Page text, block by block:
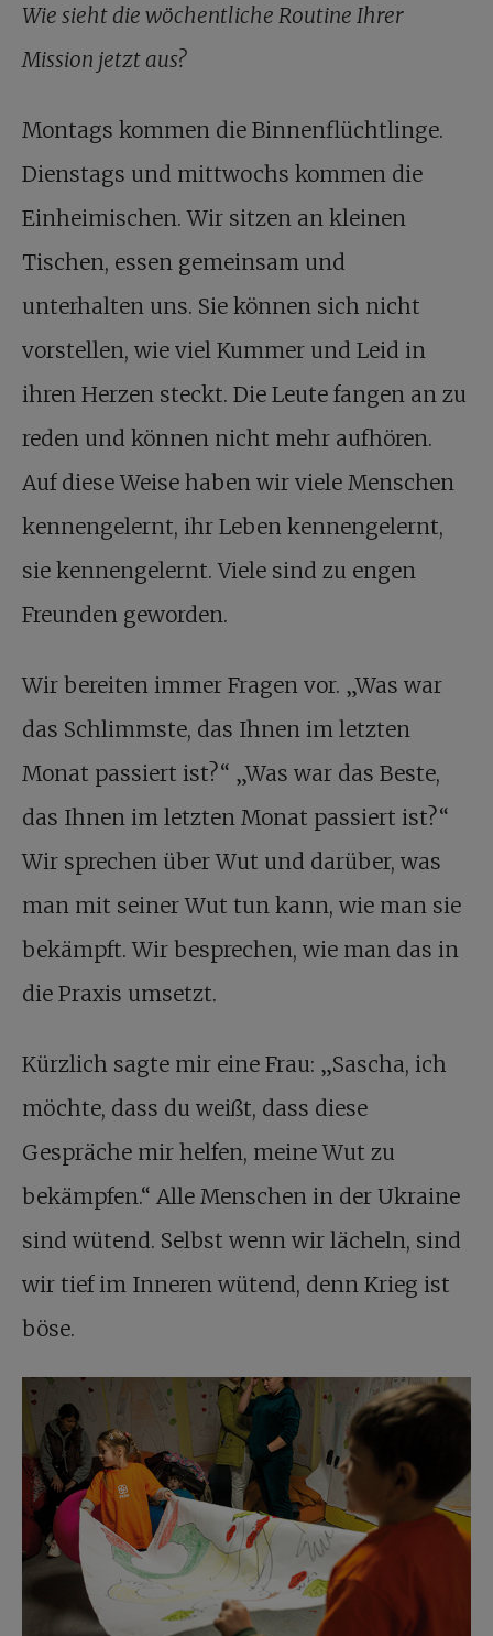
Wie sieht die wöchentliche Routine Ihrer
Mission jetzt aus?
Montags kommen die Binnenflüchtlinge.
Dienstags und mittwochs kommen die
Einheimischen. Wir sitzen an kleinen
Tischen, essen gemeinsam und
unterhalten uns. Sie können sich nicht
vorstellen, wie viel Kummer und Leid in
ihren Herzen steckt. Die Leute fangen an zu
reden und können nicht mehr aufhören.
Auf diese Weise haben wir viele Menschen
kennengelernt, ihr Leben kennengelernt,
sie kennengelernt. Viele sind zu engen
Freunden geworden.
Wir bereiten immer Fragen vor. „Was war
das Schlimmste, das Ihnen im letzten
Monat passiert ist?“ „Was war das Beste,
das Ihnen im letzten Monat passiert ist?“
Wir sprechen über Wut und darüber, was
man mit seiner Wut tun kann, wie man sie
bekämpft. Wir besprechen, wie man das in
die Praxis umsetzt.
Kürzlich sagte mir eine Frau: „Sascha, ich
möchte, dass du weißt, dass diese
Gespräche mir helfen, meine Wut zu
bekämpfen.“ Alle Menschen in der Ukraine
sind wütend. Selbst wenn wir lächeln, sind
wir tief im Inneren wütend, denn Krieg ist
böse.